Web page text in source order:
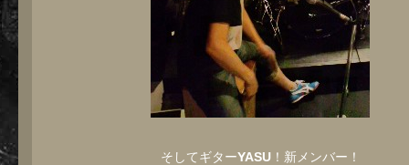
そしてギターYASU！新メンバー！